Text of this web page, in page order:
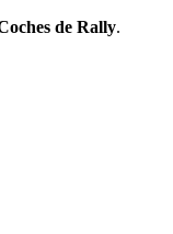
de Rally.